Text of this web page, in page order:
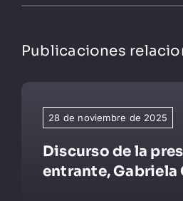
Publicaciones
28 de noviembre de 2025
Discurso de la
entrante, Gabriela